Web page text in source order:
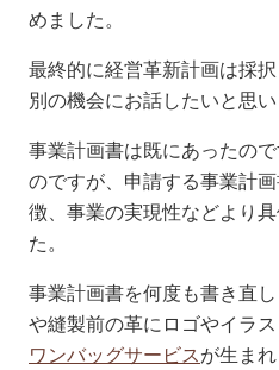
めました。
最終的に経営革新計画は採
別の機会にお話したいと思い
事業計画書は既にあったの
のですが、申請する事業計
徴、事業の実現性などより
た。
事業計画書を何度も書き直
や縫製前の革にロゴやイラ
ワンバッグサービスが生まれ